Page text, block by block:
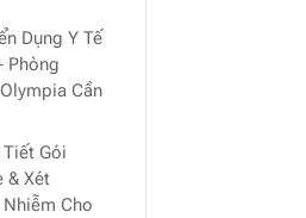
Dụng Y Tế
Phòng
Cần
Gói
& Xét
Cho